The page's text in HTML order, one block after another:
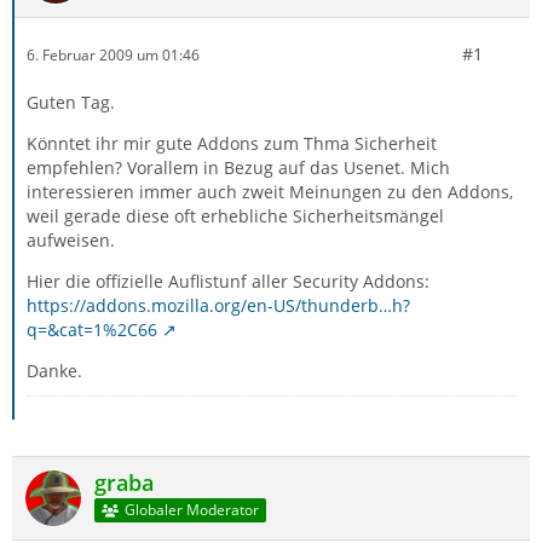
6. Februar 2009 um 01:46 #1
Guten Tag.
Könntet ihr mir gute Addons zum Thma Sicherheit
empfehlen? Vorallem in Bezug auf das Usenet. Mich
interessieren immer auch zweit Meinungen zu den Addons,
weil gerade diese oft erhebliche Sicherheitsmängel
aufweisen.
Hier die offizielle Auflistunf aller Security Addons:
https://addons.mozilla.org/en-US/thunderb…h?
q=&cat=1%2C66
Danke.
graba
Globaler Moderator